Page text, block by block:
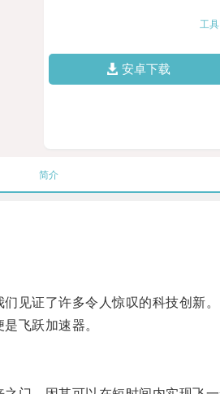
工具
安卓下载
简介
证了许多令人惊叹的科技创新。
飞跃加速器。